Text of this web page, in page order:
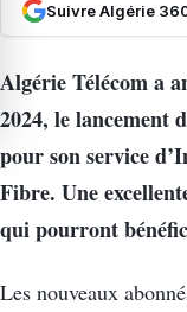
Suivre Algérie
Algérie Télécom a
2024, le lancement
pour son service
Fibre. Une
qui pourront
Les nouveaux